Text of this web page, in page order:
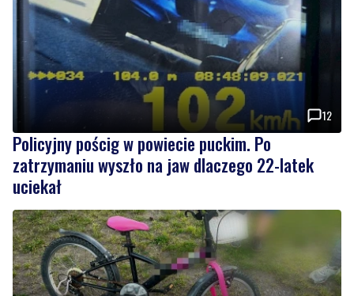
12
Policyjny pościg w powiecie puckim. Po
zatrzymaniu wyszło na jaw dlaczego 22-latek
uciekał